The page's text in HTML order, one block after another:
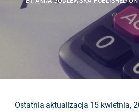
Ostatnia aktualizacja 15 kwietnia,